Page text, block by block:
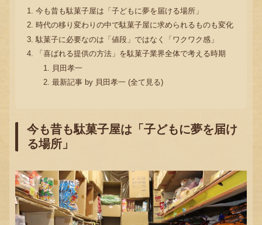
今も昔も駄菓子屋は「子どもに夢を届ける場所」
時代の移り変わりの中で駄菓子屋に求められるものも変化
駄菓子に必要なのは「値段」ではなく「ワクワク感」
「喜ばれる提供の方法」を駄菓子業界全体で考える時期
貝田孝一
最新記事 by 貝田孝一 (全て見る)
今も昔も駄菓子屋は「子どもに夢を届け
る場所」